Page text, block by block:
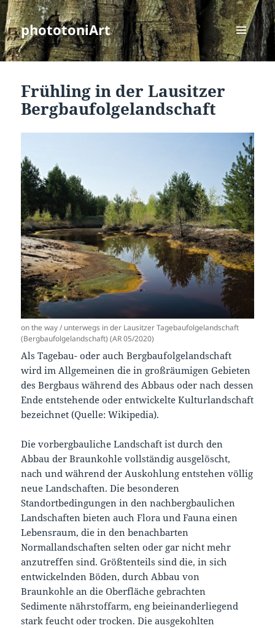
phototoniArt
MENÜ
UND
Frühling in der Lausitzer
Bergbaufolgelandschaft
on the way / unterwegs in der Lausitzer Tagebaufolgelandschaft
(Bergbaufolgelandschaft) (AR 05/2020)
Als Tagebau- oder auch Bergbaufolgelandschaft
wird im Allgemeinen die in großräumigen Gebieten
des Bergbaus während des Abbaus oder nach dessen
Ende entstehende oder entwickelte Kulturlandschaft
bezeichnet (Quelle: Wikipedia).
Die vorbergbauliche Landschaft ist durch den
Abbau der Braunkohle vollständig ausgelöscht,
nach und während der Auskohlung entstehen völlig
neue Landschaften. Die besonderen
Standortbedingungen in den nachbergbaulichen
Landschaften bieten auch Flora und Fauna einen
Lebensraum, die in den benachbarten
Normallandschaften selten oder gar nicht mehr
anzutreffen sind. Größtenteils sind die, in sich
entwickelnden Böden, durch Abbau von
Braunkohle an die Oberfläche gebrachten
Sedimente nährstoffarm, eng beieinanderliegend
stark feucht oder trocken. Die ausgekohlten